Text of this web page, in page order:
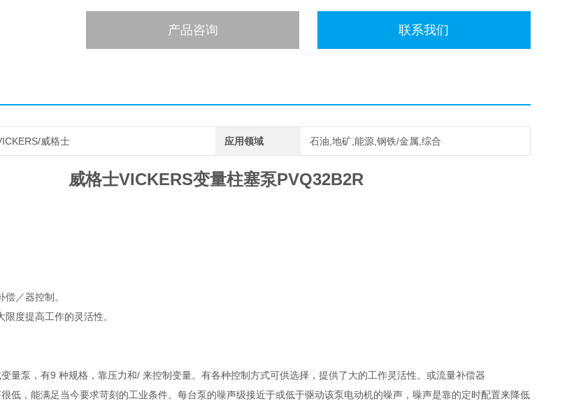
产品咨询 联系我们
威格士 应用领域 石油,地矿,能源,钢铁/金属,综合
威格士VICKERS变量柱塞泵PVQ32B2R
／器控制。
度提高工作的灵活性。
量泵，有9 种规格，靠压力和/ 来控制变量。有各种控制方式可供选择，提供了大的工作灵活性。或流量补偿器
低，能满足当今要求苛刻的工业条件。每台泵的噪声级接近于或低于驱动该泵电动机的噪声，噪声是靠的定时配置来降低